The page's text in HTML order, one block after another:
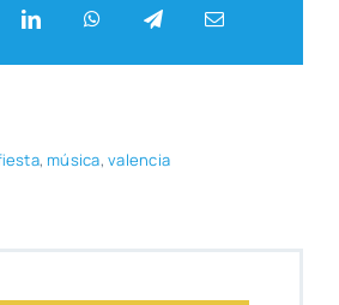
, músi­ca,valen­cia